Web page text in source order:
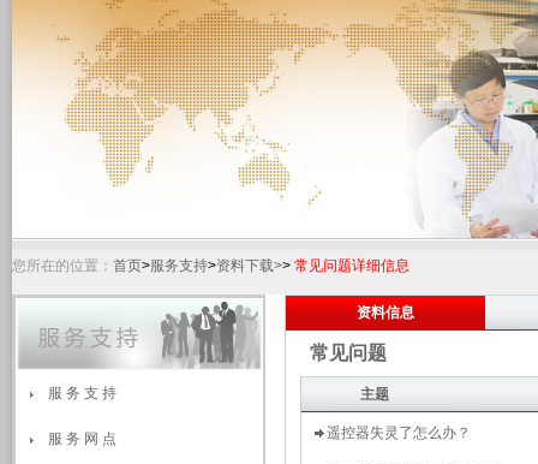
您所在的位置： 首页>服务支持>资料下载>> 常见问题详细信息
服 务 支 持
服 务 网 点
资料信息
常见问题
主题
遥控器失灵了怎么办？